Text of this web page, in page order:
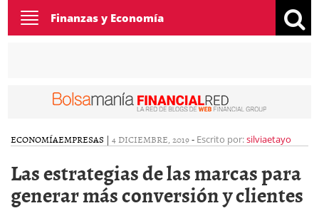
Toggle
navigation
Finanzas y Economía
ECONOMÍAEMPRESAS | 4 DICIEMBRE, 2019- Escrito por:silviaetayo
Las estrategias de las marcas para
generar más conversión y clientes